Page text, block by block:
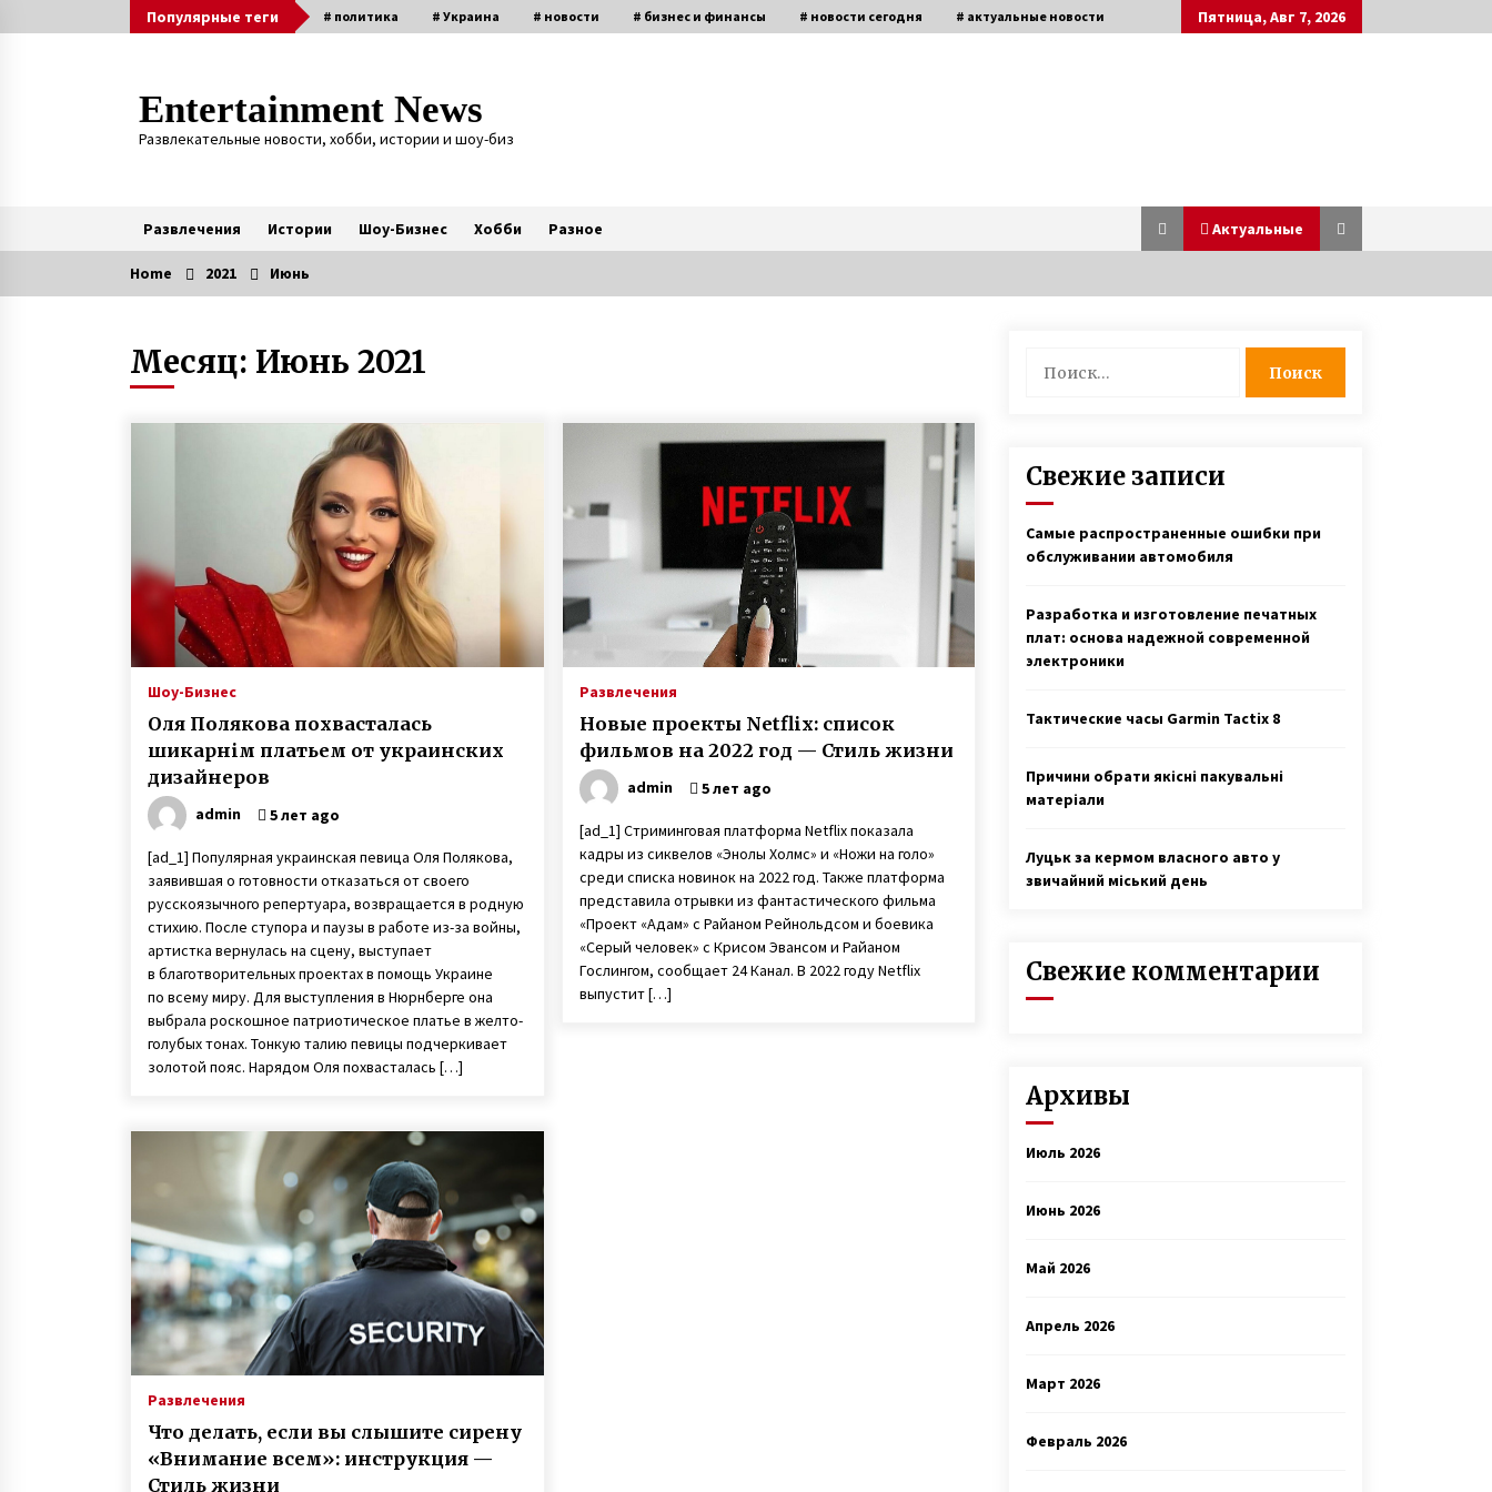
to
Популярные теги # политика # Украина # новости # бизнес и финансы # новости сегодня # актуальные новости Пятница, Авг 7, 2026
Entertainment News
Развлекательные новости, хобби, истории и шоу-биз
Развлечения Истории Шоу-Бизнес Хобби Разное Актуальные
Актуальные
Агентство знакомств с
иностранцами — киевлянка
году десатник Евгений Исаев на
Четверня у супругов с
Прикарпатья — врачи советовали
удалить три эмбриона из четырех,
прижившихся после ЭКО
6 лет ago
Пластическая операция носа
героиня телешоу 1+1 Валентина
Тлуста рассказала о себе
7 лет ago
и не узнала — через девять дней
Девушка-рентген Виктория
Чабаненко из Запорожья стала
медиком-диагностом
6 лет ago
Неизлечимо больной 11-летний
Саша с Буковины записал
трогательное видео
6 лет ago
Вся семья Елены Куклы из
7 лет ago
Контрабанда оружием — капитан
тюрьме Шри-Ланки по ложному
3 года ago
Игорь Руденя, живущий в
6 лет ago
«Фото Ивана на фронте увидела
мне знакомой. И я написала ему»
3 года ago
Home 2021 Июнь
Месяц: Июнь 2021
Шоу-Бизнес
Оля Полякова похвасталась
шикарнім платьем от украинских
дизайнеров
admin 5 лет ago
[ad_1] Популярная украинская певица Оля Полякова,
заявившая о готовности отказаться от своего
русскоязычного репертуара, возвращается в родную
стихию. После ступора и паузы в работе из-за войны,
артистка вернулась на сцену, выступает
в благотворительных проектах в помощь Украине
по всему миру. Для выступления в Нюрнберге она
выбрала роскошное патриотическое платье в желто-
голубых тонах. Тонкую талию певицы подчеркивает
золотой пояс. Нарядом Оля похвасталась […]
Развлечения
Новые проекты Netflix: список
фильмов на 2022 год — Стиль жизни
admin 5 лет ago
[ad_1] Стриминговая платформа Netflix показала
кадры из сиквелов «Энолы Холмс» и «Ножи на голо»
среди списка новинок на 2022 год. Также платформа
представила отрывки из фантастического фильма
«Проект «Адам» с Райаном Рейнольдсом и боевика
«Серый человек» с Крисом Эвансом и Райаном
Гослингом, сообщает 24 Канал. В 2022 году Netflix
выпустит […]
Развлечения
Что делать, если вы слышите сирену
«Внимание всем»: инструкция —
Стиль жизни
Свежие записи
Самые распространенные ошибки при
обслуживании автомобиля
Разработка и изготовление печатных
плат: основа надежной современной
электроники
Тактические часы Garmin Tactix 8
Причини обрати якісні пакувальні
матеріали
Луцьк за кермом власного авто у
звичайний міський день
Свежие комментарии
Архивы
Июль 2026
Июнь 2026
Май 2026
Апрель 2026
Март 2026
Февраль 2026